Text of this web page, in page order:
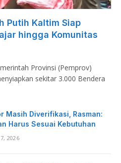
Putih Kaltim Siap
hingga Komunitas
Provinsi (Pemprov)
sekitar 3.000 Bendera
Masih Diverifikasi, Rasman:
Harus Sesuai Kebutuhan
2026